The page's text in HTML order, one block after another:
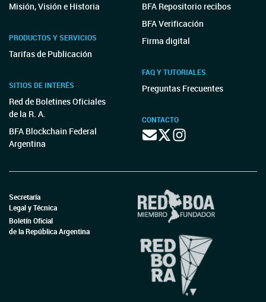
Misión, Visión e Historia
PRODUCTOS Y SERVICIOS
Tarifas de Publicación
SITIOS DE INTERÉS
Red de Boletines Oficiales
de la R. A.
BFA Blockchain Federal
Argentina
BFA Repositorio recibos
BFA Verificación
Firma digital
FAQ Y TUTORIALES
Preguntas Frecuentes
CONTACTO
Secretaría
Legal y Técnica
Boletín Oficial
de la República Argentina